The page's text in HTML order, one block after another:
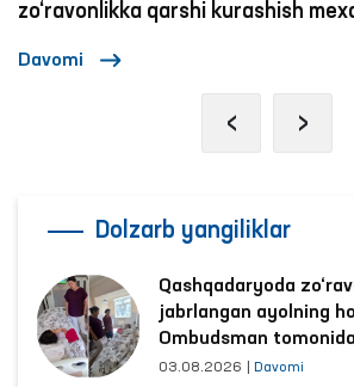
zo‘ravonlikka qarshi kurashish
Davomi
‹ ›
Dolzarb yangiliklar
Qashqadaryoda
jabrlangan ayolning
Ombudsman
03.08.2026 Davomi